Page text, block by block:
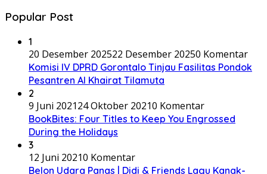
Popular Post
1
20 Desember 202522 Desember 20250 Komentar
Komisi IV DPRD Gorontalo Tinjau Fasilitas Pondok
Pesantren Al Khairat Tilamuta
2
9 Juni 202124 Oktober 20210 Komentar
BookBites: Four Titles to Keep You Engrossed
During the Holidays
3
12 Juni 20210 Komentar
Belon Udara Panas | Didi & Friends Lagu Kanak-